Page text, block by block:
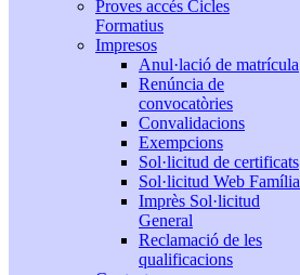
Proves accés Cicles
Formatius
Impresos
Anul·lació de matrícula
Renúncia de
convocatòries
Convalidacions
Exempcions
Sol·licitud de certificats
Sol·licitud Web Família
Imprès Sol·licitud
General
Reclamació de les
qualificacions